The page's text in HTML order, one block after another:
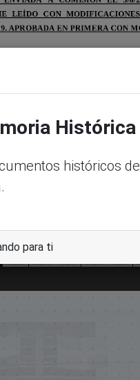
Histórica
históricos
para ti